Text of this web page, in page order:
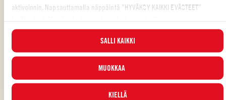
aktivoinnin. Napsauttamalla näppäintä ”HYVÄKSY KAIKKI EVÄSTEET”
profilointievästeet. Voit valita milloin tahansa, mitkä evästeet hyväksyt, ja
katsella päivitettyä evästeluetteloa ”HALLINNOI”-painikkeesta. Lisätietoja
varten tutustuEvästekäytäntöömme.
SALLI KAIKKI
MUOKKAA
KIELLÄ
TOMATO MONDAY ITALIALAINEN